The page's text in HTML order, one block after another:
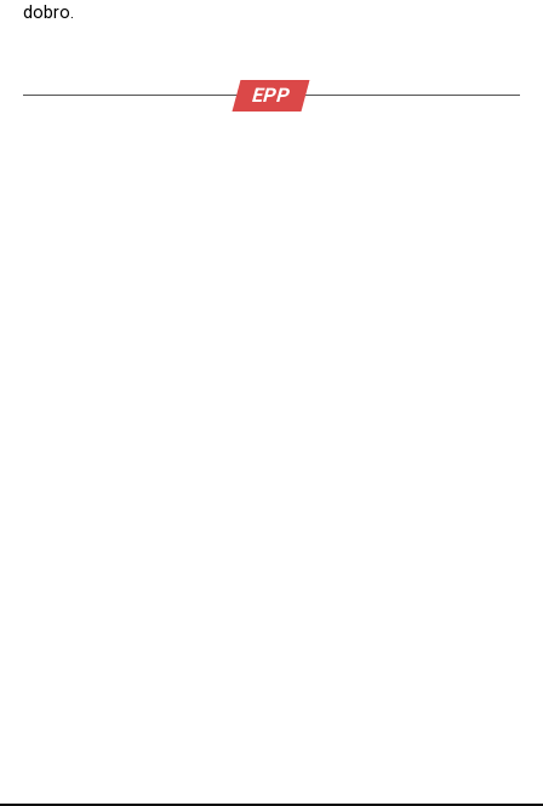
dobro.
EPP